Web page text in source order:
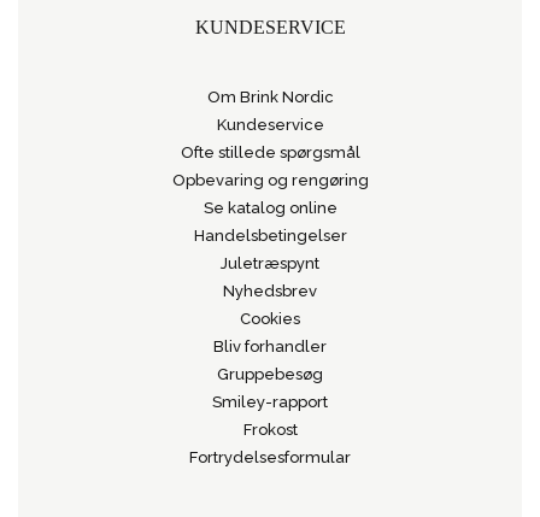
KUNDESERVICE
Om Brink Nordic
Kundeservice
Ofte stillede spørgsmål
Opbevaring og rengøring
Se katalog online
Handelsbetingelser
Juletræspynt
Nyhedsbrev
Cookies
Bliv forhandler
Gruppebesøg
Smiley-rapport
Frokost
Fortrydelsesformular